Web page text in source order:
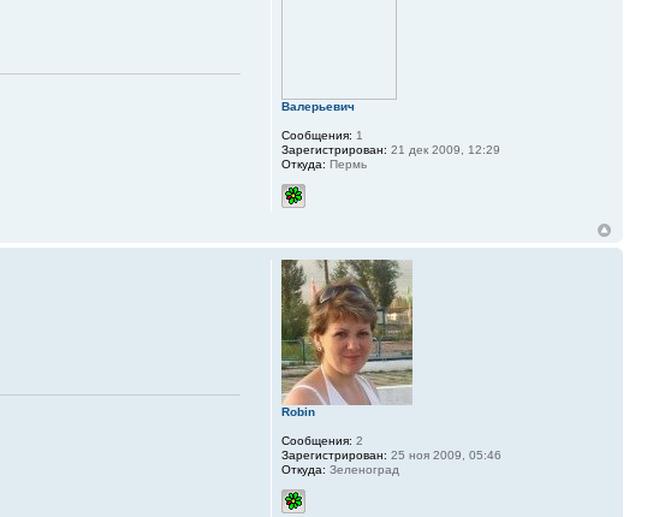
Валерьевич
Сообщения: 1
Зарегистрирован: 21 дек 2009, 12:29
Откуда: Пермь
Robin
Сообщения: 2
Зарегистрирован: 25 ноя 2009, 05:46
Откуда: Зеленоград